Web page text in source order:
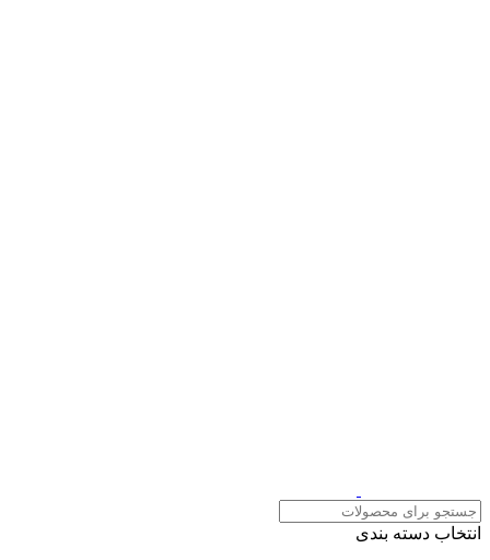
انتخاب دسته بندی